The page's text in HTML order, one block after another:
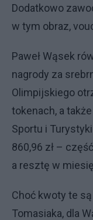
Dodatkowo
w tym obraz,
Paweł Wąsek
nagrody za
Olimpijskiego
tokenach, a
Sportu i
860,96 zł –
a resztę w
Choć kwoty te
Tomasiaka, dla